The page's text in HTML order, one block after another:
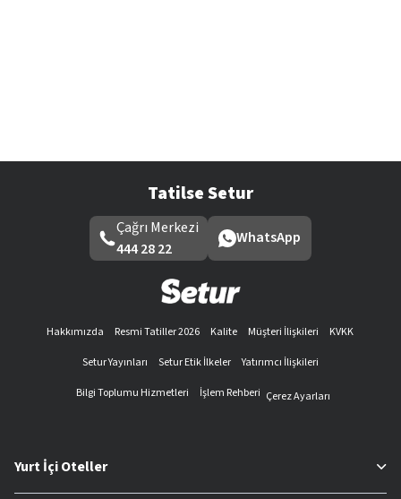
Tatilse Setur
Çağrı Merkezi
444 28 22
WhatsApp
Hakkımızda Resmi Tatiller 2026 Kalite Müşteri İlişkileri
KVKK
Setur Yayınları
Setur Etik İlkeler
Yatırımcı İlişkileri
Bilgi Toplumu Hizmetleri
İşlem Rehberi Çerez Ayarları
Yurt İçi Oteller